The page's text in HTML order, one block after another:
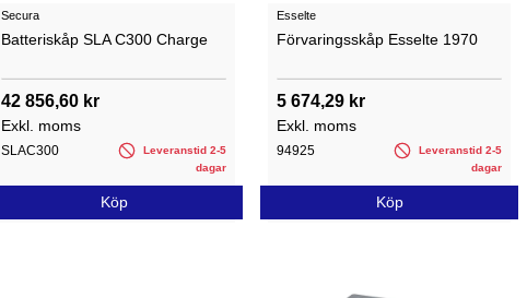
Secura
Batteriskåp SLA C300 Charge
42 856,60 kr
Exkl. moms
SLAC300
Leveranstid 2-5
dagar
Köp
Esselte
Förvaringsskåp Esselte 1970
5 674,29 kr
Exkl. moms
94925
Leveranstid 2-5
dagar
Köp